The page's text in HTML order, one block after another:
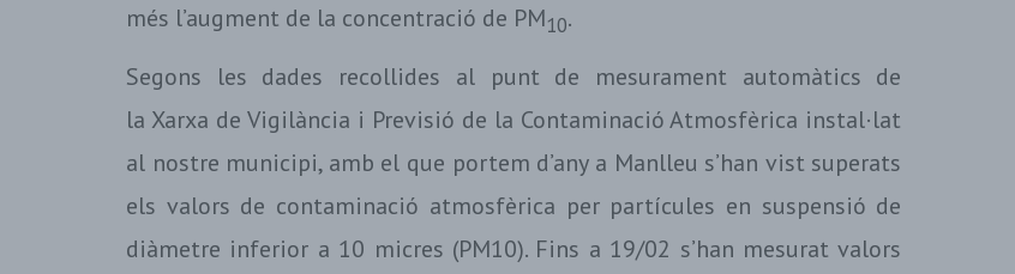
més l’augment de la concentració de PM10.
Segons les dades recollides al punt de mesurament automàtics de
la Xarxa de Vigilància i Previsió de la Contaminació Atmosfèrica instal·lat
al nostre municipi, amb el que portem d’any a Manlleu s’han vist superats
els valors de contaminació atmosfèrica per partícules en suspensió de
diàmetre inferior a 10 micres (PM10). Fins a 19/02 s’han mesurat valors